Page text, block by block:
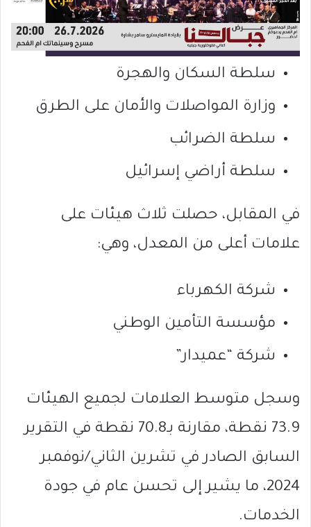
سلطة السكان والهجرة
وزارة المواصلات والأمان على الطرق
سلطة الضرائب
سلطة أراضي إسرائيل
في المقابل، حصلت ثلاث هيئات على
علامات أعلى من المعدل، وهي:
شركة الكهرباء
مؤسسة التأمين الوطني
شركة “عميدار”
وسجل متوسط العلامات لجميع الهيئات
73.9 نقطة، مقارنة بـ70.8 نقطة في التقرير
السابق الصادر في تشرين الثاني/نوفمبر
2024، ما يشير إلى تحسن عام في جودة
الخدمات.